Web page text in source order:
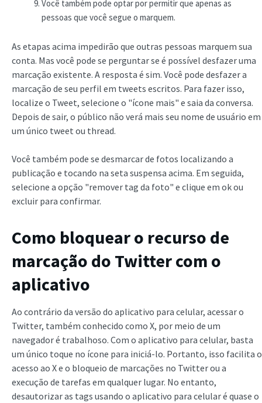
Você também pode optar por permitir que apenas as
pessoas que você segue o marquem.
As etapas acima impedirão que outras pessoas marquem sua
conta. Mas você pode se perguntar se é possível desfazer uma
marcação existente. A resposta é sim. Você pode desfazer a
marcação de seu perfil em tweets escritos. Para fazer isso,
localize o Tweet, selecione o "ícone mais" e saia da conversa.
Depois de sair, o público não verá mais seu nome de usuário em
um único tweet ou thread.
Você também pode se desmarcar de fotos localizando a
publicação e tocando na seta suspensa acima. Em seguida,
selecione a opção "remover tag da foto" e clique em ok ou
excluir para confirmar.
Como bloquear o recurso de
marcação do Twitter com o
aplicativo
Ao contrário da versão do aplicativo para celular, acessar o
Twitter, também conhecido como X, por meio de um
navegador é trabalhoso. Com o aplicativo para celular, basta
um único toque no ícone para iniciá-lo. Portanto, isso facilita o
acesso ao X e o bloqueio de marcações no Twitter ou a
execução de tarefas em qualquer lugar. No entanto,
desautorizar as tags usando o aplicativo para celular é quase o